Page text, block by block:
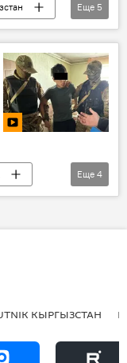
Еще 5
Еще 4
КЫРГЫЗСТАН